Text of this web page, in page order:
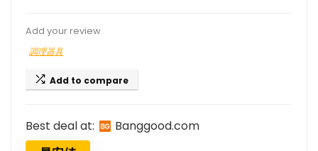
Add your review
調理器具
Add to compare
Best deal at: banggood.com